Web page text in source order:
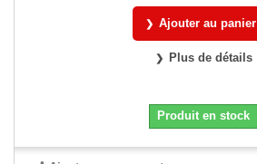
Ajouter au panier
Plus de détails
Produit en stock